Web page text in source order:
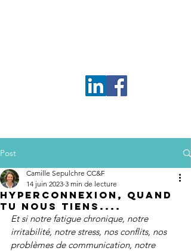
Post
Hyperconnexion, quand
tu nous tiens....
Camille Sepulchre CC&F
14 juin 2023 3 min de lecture
Et si notre fatigue chronique, notre
irritabilité, notre stress, nos conflits, nos
problèmes de communication, notre